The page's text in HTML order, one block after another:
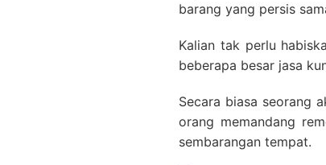
barang yang persis
Kalian tak perlu
beberapa besar jasa
Secara biasa seorang
orang memandang
sembarangan tempat.